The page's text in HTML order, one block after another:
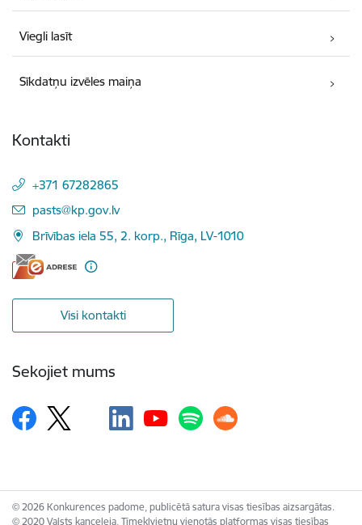
Viegli lasīt
Sīkdatņu izvēles maiņa
Kontakti
+371 67282865
E-pasts:
pasts@kp.gov.lv
Brīvības iela 55, 2. korp., Rīga, LV-1010
Visi kontakti
Sekojiet mums
© 2026 Konkurences padome, publicētā satura visas tiesības aizsargātas.
© 2020 Valsts kanceleja, Tīmekļvietņu vienotās platformas visas tiesības